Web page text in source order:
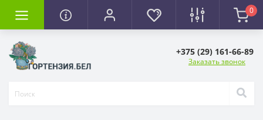
0
+375 (29) 161-66-89
Заказать звонок